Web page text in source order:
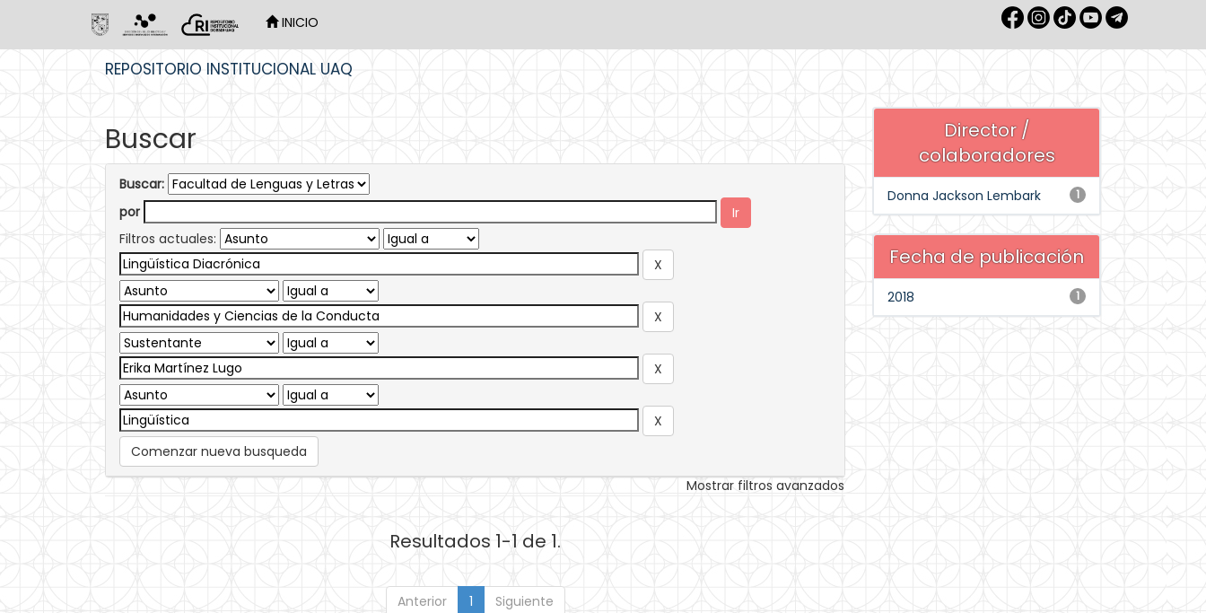
INICIO
REPOSITORIO INSTITUCIONAL UAQ
Buscar
Buscar:
por
Filtros actuales:
Comenzar nueva busqueda
Mostrar filtros avanzados
Resultados 1-1 de 1.
Anterior 1 Siguiente
Director /
colaboradores
1
Donna Jackson Lembark
Fecha de publicación
1
2018